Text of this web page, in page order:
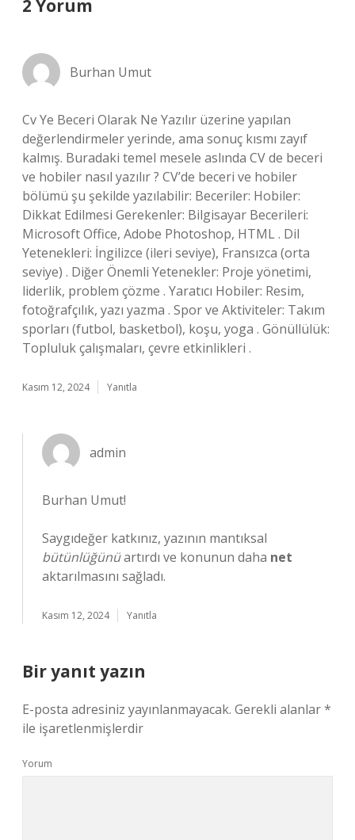
2 Yorum
Burhan Umut
Cv Ye Beceri Olarak Ne Yazılır üzerine yapılan
değerlendirmeler yerinde, ama sonuç kısmı zayıf
kalmış. Buradaki temel mesele aslında CV de beceri
ve hobiler nasıl yazılır ? CV’de beceri ve hobiler
bölümü şu şekilde yazılabilir: Beceriler: Hobiler:
Dikkat Edilmesi Gerekenler: Bilgisayar Becerileri:
Microsoft Office, Adobe Photoshop, HTML . Dil
Yetenekleri: İngilizce (ileri seviye), Fransızca (orta
seviye) . Diğer Önemli Yetenekler: Proje yönetimi,
liderlik, problem çözme . Yaratıcı Hobiler: Resim,
fotoğrafçılık, yazı yazma . Spor ve Aktiviteler: Takım
sporları (futbol, basketbol), koşu, yoga . Gönüllülük:
Topluluk çalışmaları, çevre etkinlikleri .
Kasım 12, 2024 Yanıtla
admin
Burhan Umut!
Saygıdeğer katkınız, yazının mantıksal
bütünlüğünüartırdı ve konunun daha net
aktarılmasını sağladı.
Kasım 12, 2024 Yanıtla
Bir yanıt yazın
E-posta adresiniz yayınlanmayacak. Gerekli alanlar*
ile işaretlenmişlerdir
Yorum